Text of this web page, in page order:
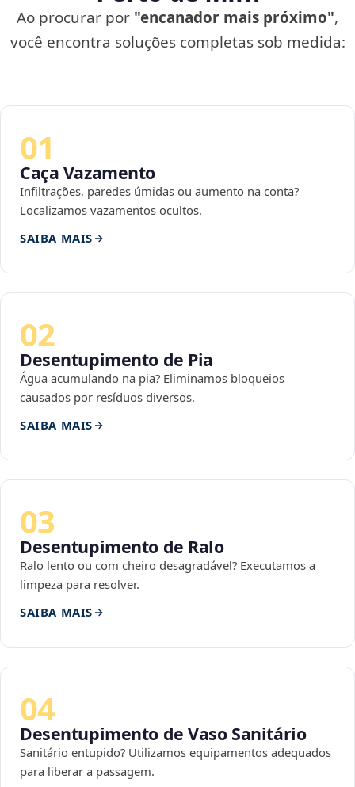
Ao procurar por "encanador mais próximo",
você encontra soluções completas sob medida:
01
Caça Vazamento
Infiltrações, paredes úmidas ou aumento na conta?
Localizamos vazamentos ocultos.
SAIBA MAIS
02
Desentupimento de Pia
Água acumulando na pia? Eliminamos bloqueios
causados por resíduos diversos.
SAIBA MAIS
03
Desentupimento de Ralo
Ralo lento ou com cheiro desagradável? Executamos a
limpeza para resolver.
SAIBA MAIS
04
Desentupimento de Vaso Sanitário
Sanitário entupido? Utilizamos equipamentos adequados
para liberar a passagem.